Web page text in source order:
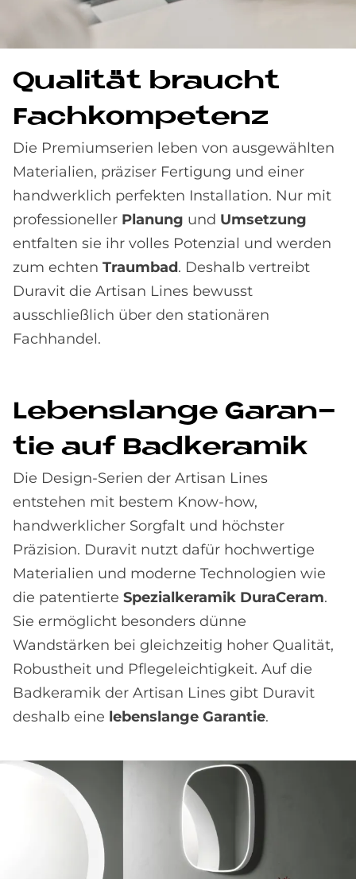
Qua­li­tät braucht
Fach­kom­pe­tenz
Die Premiumserien leben von ausgewählten
Materialien, präziser Fertigung und einer
handwerklich perfekten Installation. Nur mit
professioneller Planung und Umsetzung
entfalten sie ihr volles Potenzial und werden
zum echten Traumbad. Deshalb vertreibt
Duravit die Artisan Lines bewusst
ausschließlich über den stationären
Fachhandel.
Le­bens­lan­ge Ga­ran­
tie auf Bad­ke­ra­mik
Die Design-Serien der Artisan Lines
entstehen mit bestem Know-how,
handwerklicher Sorgfalt und höchster
Präzision. Duravit nutzt dafür hochwertige
Materialien und moderne Technologien wie
die patentierte Spezialkeramik DuraCeram.
Sie ermöglicht besonders dünne
Wandstärken bei gleichzeitig hoher Qualität,
Robustheit und Pflegeleichtigkeit. Auf die
Badkeramik der Artisan Lines gibt Duravit
deshalb eine lebenslange Garantie.